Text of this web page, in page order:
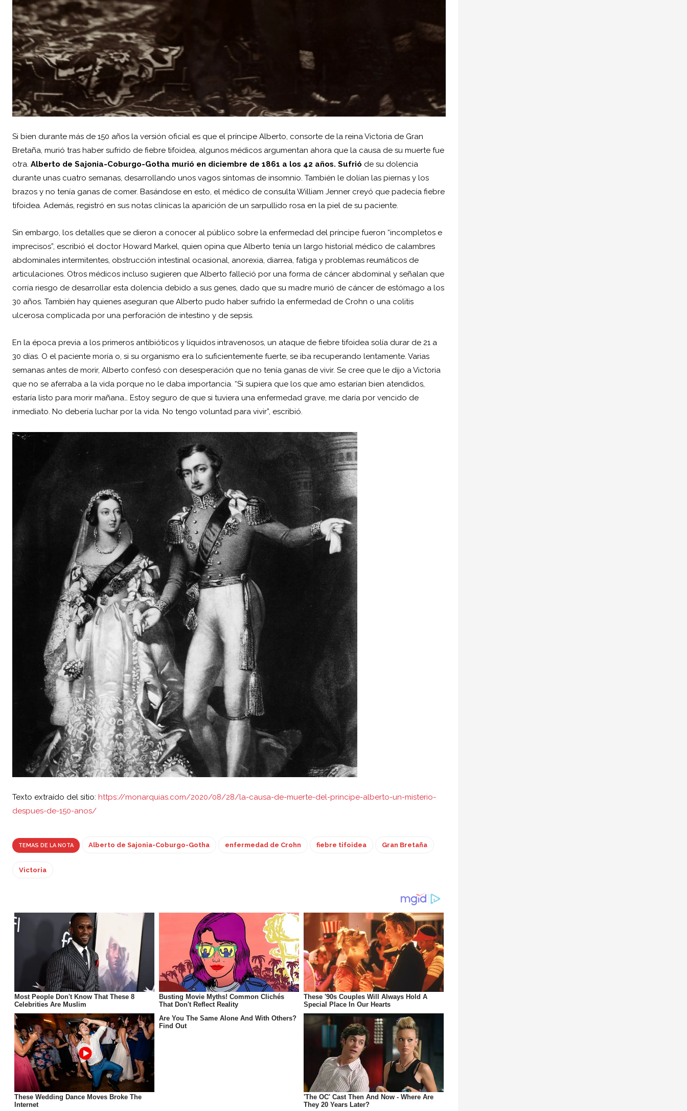
Si bien durante más de 150 años la versión oficial es que el príncipe Alberto, consorte de la reina Victoria de Gran
Bretaña, murió tras haber sufrido de fiebre tifoidea, algunos médicos argumentan ahora que la causa de su muerte fue
otra. Alberto de Sajonia-Coburgo-Gotha murió en diciembre de 1861 a los 42 años. Sufrió de su dolencia
durante unas cuatro semanas, desarrollando unos vagos síntomas de insomnio. También le dolían las piernas y los
brazos y no tenía ganas de comer. Basándose en esto, el médico de consulta William Jenner creyó que padecía fiebre
tifoidea. Además, registró en sus notas clínicas la aparición de un sarpullido rosa en la piel de su paciente.
Sin embargo, los detalles que se dieron a conocer al público sobre la enfermedad del príncipe fueron “incompletos e
imprecisos”, escribió el doctor Howard Markel, quien opina que Alberto tenía un largo historial médico de calambres
abdominales intermitentes, obstrucción intestinal ocasional, anorexia, diarrea, fatiga y problemas reumáticos de
articulaciones. Otros médicos incluso sugieren que Alberto falleció por una forma de cáncer abdominal y señalan que
corría riesgo de desarrollar esta dolencia debido a sus genes, dado que su madre murió de cáncer de estómago a los
30 años. También hay quienes aseguran que Alberto pudo haber sufrido la enfermedad de Crohn o una colitis
ulcerosa complicada por una perforación de intestino y de sepsis.
En la época previa a los primeros antibióticos y líquidos intravenosos, un ataque de fiebre tifoidea solía durar de 21 a
30 días. O el paciente moría o, si su organismo era lo suficientemente fuerte, se iba recuperando lentamente. Varias
semanas antes de morir, Alberto confesó con desesperación que no tenía ganas de vivir. Se cree que le dijo a Victoria
que no se aferraba a la vida porque no le daba importancia. “Si supiera que los que amo estarían bien atendidos,
estaría listo para morir mañana… Estoy seguro de que si tuviera una enfermedad grave, me daría por vencido de
inmediato. No debería luchar por la vida. No tengo voluntad para vivir”, escribió.
Texto extraído del sitio: https://monarquias.com/2020/08/28/la-causa-de-muerte-del-principe-alberto-un-misterio-
despues-de-150-anos/
TEMAS DE LA NOTA Alberto de Sajonia-Coburgo-Gotha enfermedad de Crohn fiebre tifoidea Gran Bretaña
Victoria